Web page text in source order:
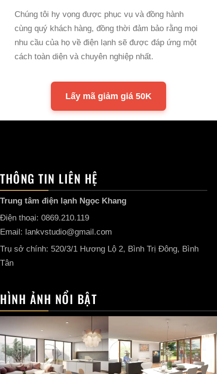
Chúng tôi hy vọng được phục vụ và đồng hành
cùng quý khách hàng, đồng thời đảm bảo rằng mọi
nhu cầu của họ về điện lạnh sẽ được đáp ứng một
cách toàn diện và chuyên nghiệp nhất.
Lấy mã giảm giá 50K
THÔNG TIN LIÊN HỆ
Trung tâm điện lạnh Ngọc Khang
Điện thoại: 0869.210.119
Email: lankvstudio@gmail.com
Trụ sở chính: 520/3/1 Hương Lộ 2, Bình Trị Đông, Bình
Tân
HÌNH ẢNH NỔI BẬT